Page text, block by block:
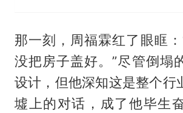
那一刻，周福霖红了眼眶
没把房子盖好。”尽管倒塌
设计，但他深知这是整个行
墟上的对话，成了他毕生